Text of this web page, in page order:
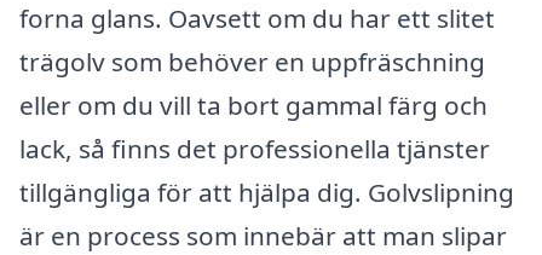
forna glans. Oavsett om du har ett slitet
trägolv som behöver en uppfräschning
eller om du vill ta bort gammal färg och
lack, så finns det professionella tjänster
tillgängliga för att hjälpa dig. Golvslipning
är en process som innebär att man slipar